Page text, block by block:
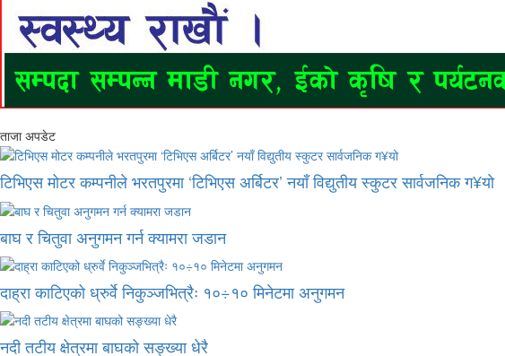
ताजा अपडेट
टिभिएस मोटर कम्पनीले भरतपुरमा ‘टिभिएस अर्बिटर’ नयाँ विद्युतीय स्कुटर सार्वजनिक ग¥यो
बाघ र चितुवा अनुगमन गर्न क्यामरा जडान
दाह्रा काटिएको ध्रुर्वे निकुञ्जभित्रैः १०÷१० मिनेटमा अनुगमन
नदी तटीय क्षेत्रमा बाघको सङ्ख्या धेरै